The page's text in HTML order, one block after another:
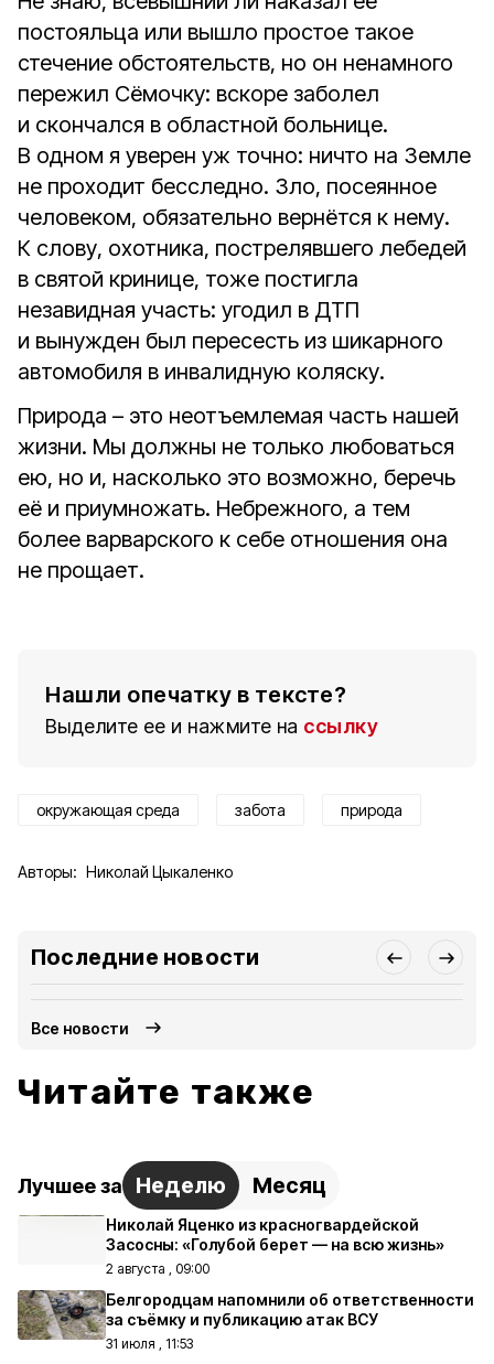
постояльца или вышло простое такое
стечение обстоятельств, но он ненамного
пережил Сёмочку: вскоре заболел
и скончался в областной больнице.
В одном я уверен уж точно: ничто на Земле
не проходит бесследно. Зло, посеянное
человеком, обязательно вернётся к нему.
К слову, охотника, пострелявшего лебедей
в святой кринице, тоже постигла
незавидная участь: угодил в ДТП
и вынужден был пересесть из шикарного
автомобиля в инвалидную коляску.
Природа – это неотъемлемая часть нашей
жизни. Мы должны не только любоваться
ею, но и, насколько это возможно, беречь
её и приумножать. Небрежного, а тем
более варварского к себе отношения она
не прощает.
Нашли опечатку в тексте?
Выделите ее и нажмите на ссылку
окружающая среда забота природа
Авторы: Николай Цыкаленко
Последние новости
Все новости
Читайте также
Лучшее за Неделю Месяц
Николай Яценко из красногвардейской
Засосны: «Голубой берет — на всю жизнь»
2 августа , 09:00
Белгородцам напомнили об ответственности
за съёмку и публикацию атак ВСУ
31 июля , 11:53